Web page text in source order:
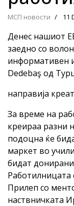
МСП новости 11
Денес нашиот
заедно со
информативен
Dedebaş од
направија
За време на
креираа разни
подоцна ќе
маркет во
бидат
Прилеп со
наствничката